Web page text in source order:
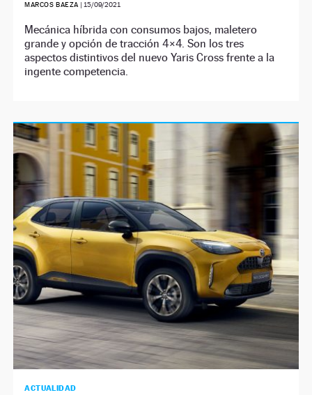
MARCOS BAEZA |15/09/2021
Mecánica híbrida con consumos bajos, maletero
grande y opción de tracción 4×4. Son los tres
aspectos distintivos del nuevo Yaris Cross frente a la
ingente competencia.
ACTUALIDAD